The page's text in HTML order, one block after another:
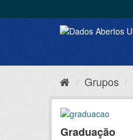
Grupos
Graduação